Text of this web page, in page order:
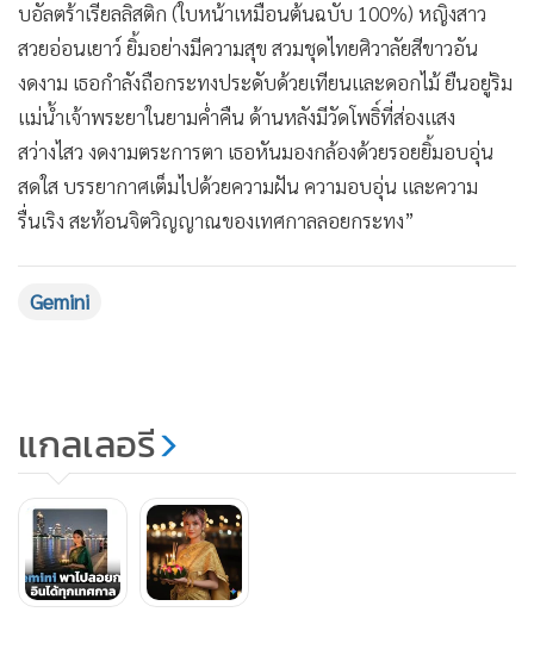
บอัลตร้าเรียลลิสติก (ใบหน้าเหมือนต้นฉบับ 100%) หญิงสาว
สวยอ่อนเยาว์ ยิ้มอย่างมีความสุข สวมชุดไทยศิวาลัยสีขาวอัน
งดงาม เธอกำลังถือกระทงประดับด้วยเทียนและดอกไม้ ยืนอยู่ริม
แม่น้ำเจ้าพระยาในยามค่ำคืน ด้านหลังมีวัดโพธิ์ที่ส่องแสง
สว่างไสว งดงามตระการตา เธอหันมองกล้องด้วยรอยยิ้มอบอุ่น
สดใส บรรยากาศเต็มไปด้วยความฝัน ความอบอุ่น และความ
รื่นเริง สะท้อนจิตวิญญาณของเทศกาลลอยกระทง”
Gemini
แกลเลอรี